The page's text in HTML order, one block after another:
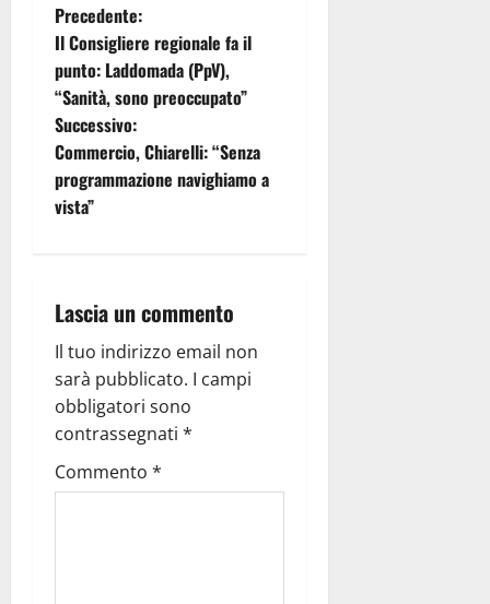
Precedente:
Il Consigliere regionale fa il
punto: Laddomada (PpV),
“Sanità, sono preoccupato”
Successivo:
Commercio, Chiarelli: “Senza
programmazione navighiamo a
vista”
Lascia un commento
Il tuo indirizzo email non
sarà pubblicato. I campi
obbligatori sono
contrassegnati *
Commento *